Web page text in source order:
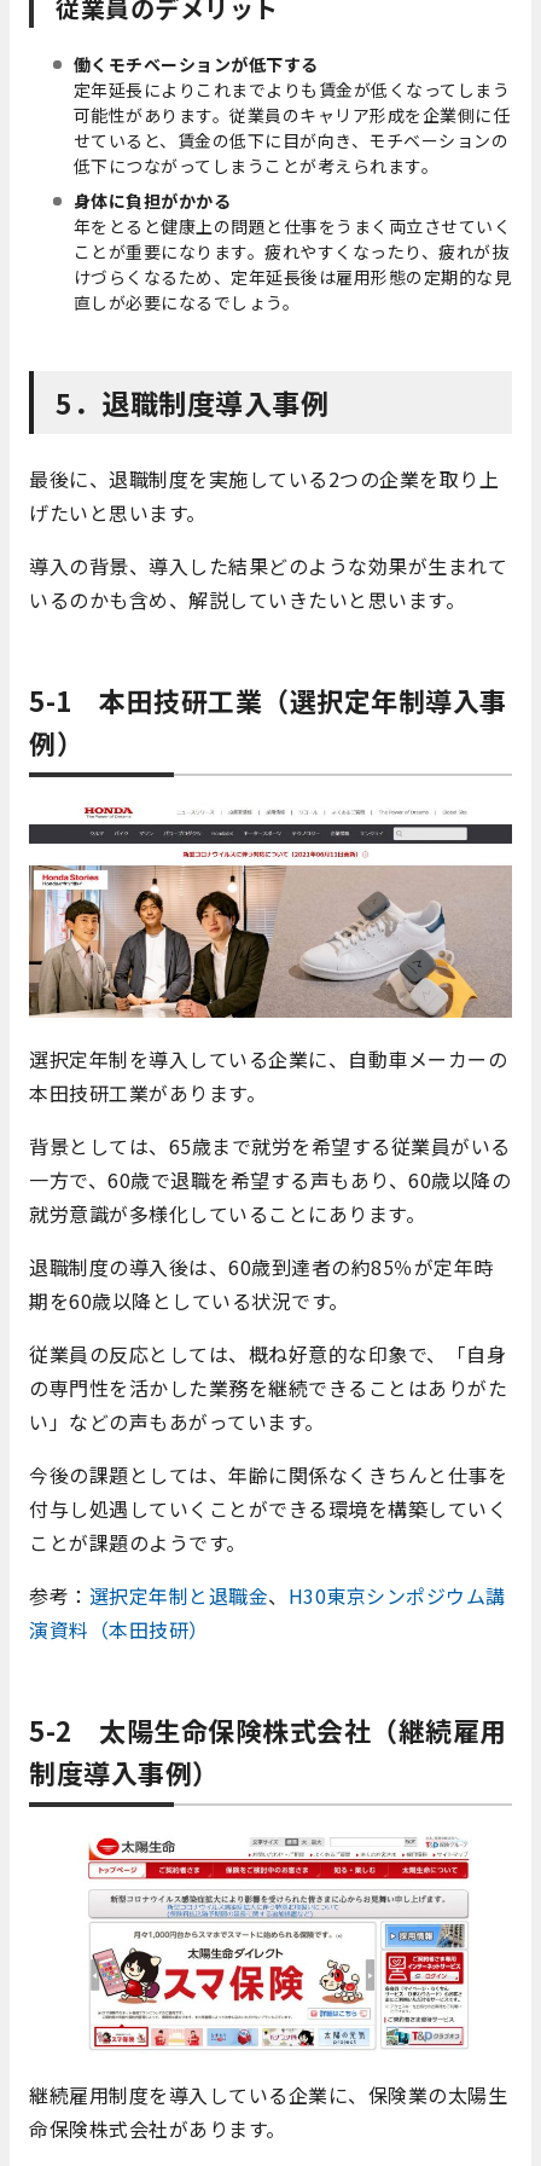
従業員のデメリット
働くモチベーションが低下する
定年延長によりこれまでよりも賃金が低くなってしまう
可能性があります。従業員のキャリア形成を企業側に任
せていると、賃金の低下に目が向き、モチベーションの
低下につながってしまうことが考えられます。
身体に負担がかかる
年をとると健康上の問題と仕事をうまく両立させていく
ことが重要になります。疲れやすくなったり、疲れが抜
けづらくなるため、定年延長後は雇用形態の定期的な見
直しが必要になるでしょう。
5．退職制度導入事例
最後に、退職制度を実施している2つの企業を取り上
げたいと思います。
導入の背景、導入した結果どのような効果が生まれて
いるのかも含め、解説していきたいと思います。
5-1 本田技研工業（選択定年制導入事
例）
選択定年制を導入している企業に、自動車メーカーの
本田技研工業があります。
背景としては、65歳まで就労を希望する従業員がいる
一方で、60歳で退職を希望する声もあり、60歳以降の
就労意識が多様化していることにあります。
退職制度の導入後は、60歳到達者の約85％が定年時
期を60歳以降としている状況です。
従業員の反応としては、概ね好意的な印象で、「自身
の専門性を活かした業務を継続できることはありがた
い」などの声もあがっています。
今後の課題としては、年齢に関係なくきちんと仕事を
付与し処遇していくことができる環境を構築していく
ことが課題のようです。
参考： 選択定年制と退職金、 H30東京シンポジウム講
演資料（本田技研）
5-2 太陽生命保険株式会社（継続雇用
制度導入事例）
継続雇用制度を導入している企業に、保険業の太陽生
命保険株式会社があります。